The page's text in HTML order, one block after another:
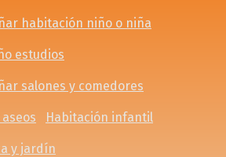
habitación niño o niña
estudios
salones y comedores
Habitación infantil
y jardín